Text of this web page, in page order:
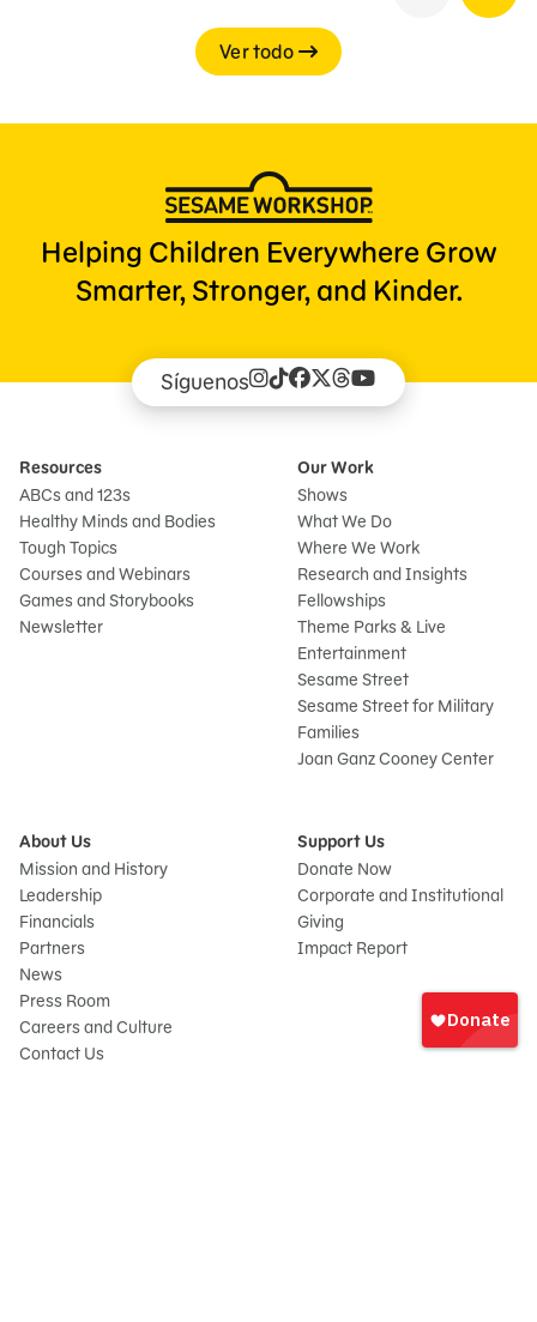
Ver todo
Helping Children Everywhere Grow
Smarter, Stronger, and Kinder.
Síguenos
Resources
ABCs and 123s
Healthy Minds and Bodies
Tough Topics
Courses and Webinars
Games and Storybooks
Newsletter
Our Work
Shows
What We Do
Where We Work
Research and Insights
Fellowships
Theme Parks & Live
Entertainment
Sesame Street
Sesame Street for Military
Families
Joan Ganz Cooney Center
About Us
Mission and History
Leadership
Financials
Partners
News
Press Room
Careers and Culture
Contact Us
Support Us
Donate Now
Corporate and Institutional
Giving
Impact Report